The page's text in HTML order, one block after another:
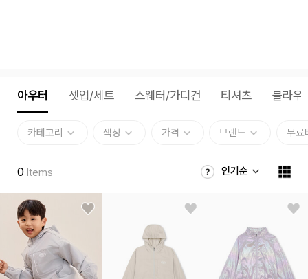
아우터 셋업/세트 스웨터/가디건 티셔츠 블라우
카테고리 색상 가격 브랜드 무료
0 Items 인기순